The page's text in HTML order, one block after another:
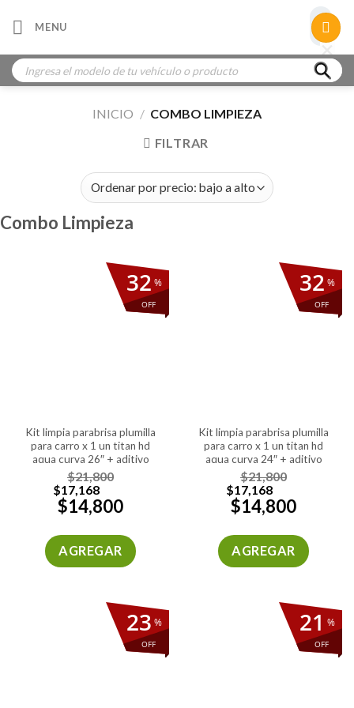
MENU
Búsqueda
de
productos
INICIO / COMBO LIMPIEZA
FILTRAR
Combo Limpieza
%
OFF
32
kit limpia parabrisa plumilla
para carro x 1 un titan hd
aqua curva 26″ + aditivo
limpiaparabrisa 450ml
$21,800
$17,168
$14,800
AGREGAR
%
OFF
32
kit limpia parabrisa plumilla
para carro x 1 un titan hd
aqua curva 24″ + aditivo
limpiaparabrisa 450ml
$21,800
$17,168
$14,800
AGREGAR
%
OFF
23 %
OFF
21
×
×
×